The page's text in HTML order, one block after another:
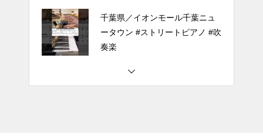
千葉県／イオンモール千葉ニュ
ータウン #ストリートピアノ #吹
奏楽